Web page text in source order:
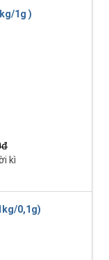
1g )
kì
0,1g)